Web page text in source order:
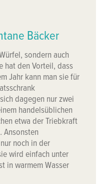
Bäcker
sondern auch
hat den Vorteil, dass
Jahr kann man sie für
dagegen nur zwei
handelsüblichen
etwa der Triebkraft
Ansonsten
noch in der
wird einfach unter
in warmem Wasser